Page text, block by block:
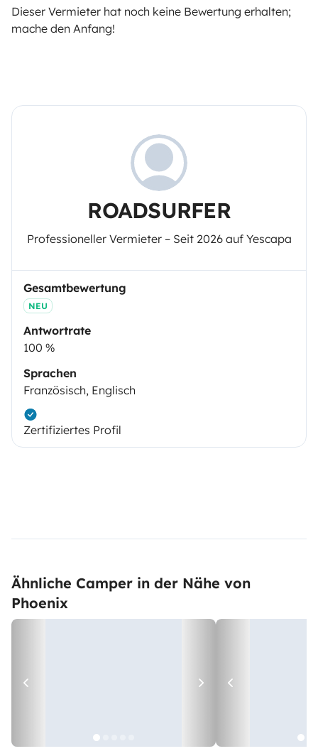
Dieser Vermieter hat noch keine Bewertung erhalten;
mache den Anfang!
ROADSURFER
Professioneller Vermieter – Seit 2026 auf Yescapa
Gesamtbewertung
NEU
Antwortrate
100 %
Sprachen
Französisch, Englisch
Zertifiziertes Profil
Ähnliche Camper in der Nähe von
Phoenix